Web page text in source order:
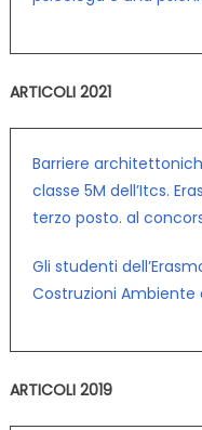
ARTICOLI 2021
Barriere
classe 5M dell’Itcs.
terzo posto. al
Gli studenti
Costruzioni Ambiente
ARTICOLI 2019